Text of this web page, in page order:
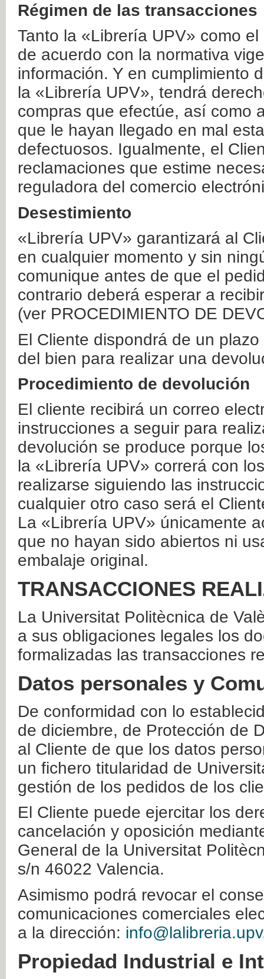
Régimen de las transacciones
Tanto la «Librería UPV» como
de acuerdo con la normativa
información. Y en cumplimiento
la «Librería UPV», tendrá
compras que efectúe, así como
que le hayan llegado en mal
defectuosos. Igualmente, el
reclamaciones que estime
reguladora del comercio
Desestimiento
«Librería UPV» garantizará al
en cualquier momento y sin
comunique antes de que el
contrario deberá esperar a
(ver PROCEDIMIENTO DE
El Cliente dispondrá de un
del bien para realizar una
Procedimiento de devolución
El cliente recibirá un correo
instrucciones a seguir para
devolución se produce porque
la «Librería UPV» correrá con
realizarse siguiendo las
cualquier otro caso será el
La «Librería UPV» únicamente
que no hayan sido abiertos ni
embalaje original.
TRANSACCIONES
La Universitat Politècnica de
a sus obligaciones legales los
formalizadas las transacciones
Datos personales y
De conformidad con lo
de diciembre, de Protección de
al Cliente de que los datos
un fichero titularidad de
gestión de los pedidos de los
El Cliente puede ejercitar los
cancelación y oposición
General de la Universitat
s/n 46022 Valencia.
Asimismo podrá revocar el
comunicaciones comerciales
a la dirección:
Propiedad Industrial e